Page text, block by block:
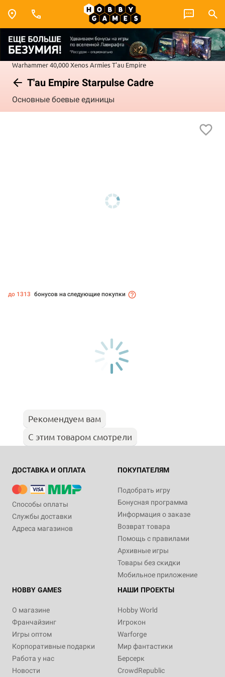
Warhammer 40,000Xenos ArmiesT'au Empire
T'au Empire Starpulse Cadre
Основные боевые единицы
до 1313 бонусов на следующие покупки
Рекомендуем вам
С этим товаром смотрели
ДОСТАВКА И ОПЛАТА
Способы оплаты
Службы доставки
Адреса магазинов
ПОКУПАТЕЛЯМ
Подобрать игру
Бонусная программа
Информация о заказе
Возврат товара
Помощь с правилами
Архивные игры
Товары без скидки
Мобильное приложение
HOBBY GAMES
О магазине
Франчайзинг
Игры оптом
Корпоративные подарки
Работа у нас
Новости
НАШИ ПРОЕКТЫ
Hobby World
Игрокон
Warforge
Мир фантастики
Берсерк
CrowdRepublic